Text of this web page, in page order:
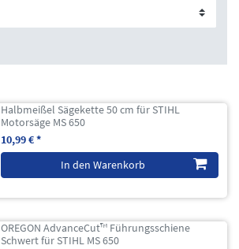
Halbmeißel Sägekette 50 cm für STIHL
Motorsäge MS 650
10,99 € *
In den Warenkorb
OREGON AdvanceCut™ Führungsschiene
Schwert für STIHL MS 650